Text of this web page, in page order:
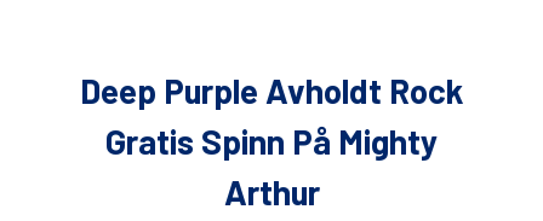
Deep Purple Avholdt Rock
Gratis Spinn På Mighty
Arthur